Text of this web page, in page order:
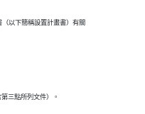
以下簡稱設置計畫書）有關
三點所列文件）。